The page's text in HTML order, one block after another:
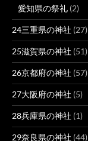
愛知県の祭礼 (2)
24三重県の神社 (27)
25滋賀県の神社 (51)
26京都府の神社 (57)
27大阪府の神社 (5)
28兵庫県の神社 (1)
29奈良県の神社 (44)